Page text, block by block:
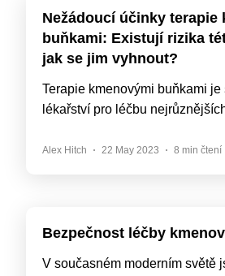
Nežádoucí účinky terapie
buňkami: Existují rizika
jak se jim vyhnout?
Terapie kmenovými buňkami
lékařství pro léčbu
Alex Hitch 22 May 2023 8 min čtení
Bezpečnost léčby
V současném moderním světě